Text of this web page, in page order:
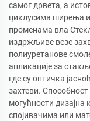
самог дрвета, а
циклусима ширења
променама вла
издржљиве везе
полиуретанове
апликације за
где су оптичка
захтеви.
могућности дизајна
спојивачима или